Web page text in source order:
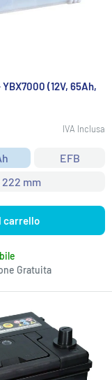
(12V, 65Ah,
IVA Inclusa
EFB
222 mm
carrello
Gratuita